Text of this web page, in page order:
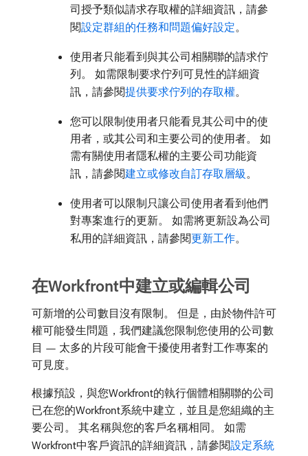
司授予類似請求存取權的詳細資訊，請參
閱設定群組的任務和問題偏好設定。
使用者只能看到與其公司相關聯的請求佇
列。 如需限制要求佇列可見性的詳細資
訊，請參閱提供要求佇列的存取權。
您可以限制使用者只能看見其公司中的使
用者，或其公司和主要公司的使用者。 如
需有關使用者隱私權的主要公司功能資
訊，請參閱建立或修改自訂存取層級。
使用者可以限制只讓公司使用者看到他們
對專案進行的更新。 如需將更新設為公司
私用的詳細資訊，請參閱更新工作。
在Workfront中建立或編輯公司
可新增的公司數目沒有限制。 但是，由於物件許可
權可能發生問題，我們建議您限制您使用的公司數
目 — 太多的片段可能會干擾使用者對工作專案的
可見度。
根據預設，與您Workfront的執行個體相關聯的公司
已在您的Workfront系統中建立，並且是您組織的主
要公司。 其名稱與您的客戶名稱相同。 如需
Workfront中客戶資訊的詳細資訊，請參閱設定系統